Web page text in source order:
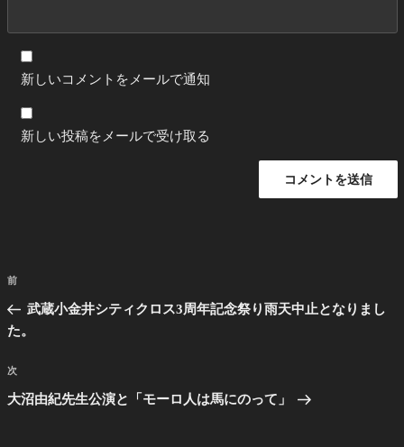
新しいコメントをメールで通知
新しい投稿をメールで受け取る
投
ナ
ゲ
ー
前
の
投
前
武蔵小金井シティクロス3周年記念祭り雨天中止となりまし
た。
次
の
次
大沼由紀先生公演と「モーロ人は馬にのって」